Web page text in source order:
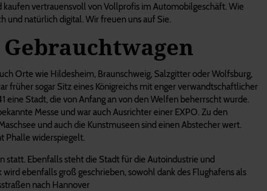
vertrauensvoll von Vollprofis im Automobilgeschäft. Wie
und natürlich digital. Wir freuen uns auf Sie.
Orte wie Hildesheim, Braunschweig, Salzgitter oder Wolfsburg,
früher sogar Sitz eines Königreichs mit enger verwandtschaftlicher
Stadt, die von Anfang an von den Welfen beherrscht wurde.
Messe und war auch Ausrichter einer EXPO. Zu den
und auch die Kunstmuseen sind einen Abstecher wert.
Phalle widerspiegelt.
statt. Ebenfalls steht die Stadt für die Autoindustrie und
ebenfalls groß geschrieben, sowohl dank des Flughafens als
nach Hannover